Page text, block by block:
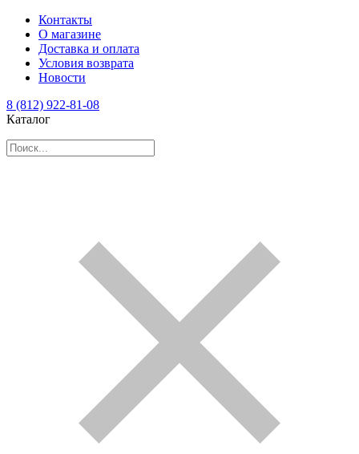
Контакты
О магазине
Доставка и оплата
Условия возврата
Новости
8 (812) 922-81-08
Каталог